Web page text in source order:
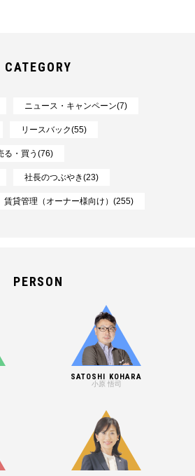
CATEGORY
ニュース・キャンペーン(7)
リースバック(55)
る・買う(76)
社長のつぶやき(23)
賃貸管理（オーナー様向け）(255)
PERSON
SATOSHI KOHARA
小原 悟司